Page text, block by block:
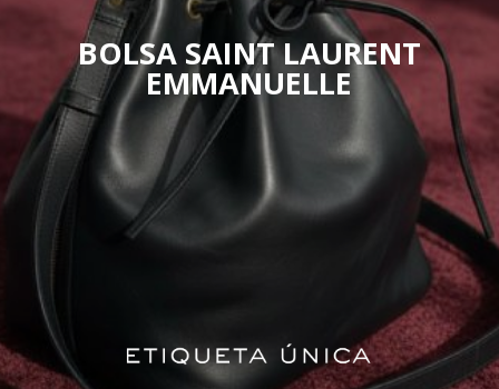
BOLSA SAINT LAURENT
EMMANUELLE